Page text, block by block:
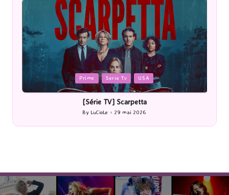
Posted
in
Prime Serie Tv USA
[Série TV] Scarpetta
Posted
by
By LuCioLe 29 mai 2026